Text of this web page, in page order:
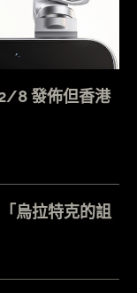
8 發佈但香港
烏拉特克的詛